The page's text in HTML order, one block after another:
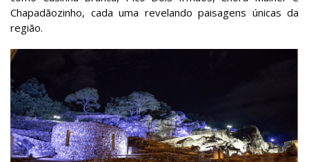
Chapadãozinho, cada uma revelando paisagens únicas da
região.